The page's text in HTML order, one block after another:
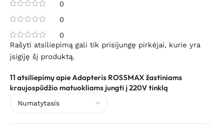
0
0
0
11 atsiliepimų apieAdapteris ROSSMAX žastiniams
kraujospūdžio matuokliams jungti į 220V tinklą
Rašyti atsiliepimą gali tik prisijungę pirkėjai, kurie yra
įsigiję šį produktą.